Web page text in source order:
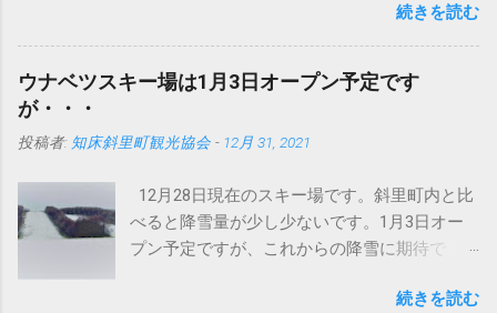
写真をどうぞ タイヤが地形に合わせて滑らか
に動いています。おかげでドンという振動が
なくなりました。 今までは、登ったら車体ご
と空に向かって、頂点から今度は地面にドン
います。しっかり接地面をとらえてるという
のメーカーもこんなの当たり前かもしれませ
んが・・・ このブログで何回か紹介していま
すが、イタリアプリノート社製バイソンＸ
はウシ科バイソン属の大形の野牛で、肩が盛
続きを読む
ウナベツスキー場は1月3日オープン予定です
が・・・
投稿者: 知床斜里町観光協会 - 12月 31, 2021
12月28日現在のスキー場です。斜里町内と比
べると降雪量が少し少ないです。1月3日オー
プン予定ですが、これからの降雪に期待で
る可能性もございます。 スキー場の営業状況
続きを読む